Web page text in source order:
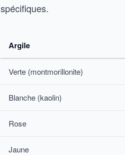
spécifiques.
Argile
Verte (montmorillonite)
Blanche (kaolin)
Rose
Jaune